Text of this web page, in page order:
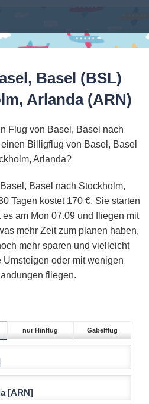
Basel (BSL)
Arlanda (ARN)
Flug von Basel, Basel nach
Billigflug von Basel, Basel
Arlanda?
Basel nach Stockholm,
Tagen kostet 170 €. Sie starten
am Mon 07.09 und fliegen mit
mehr Zeit zum planen haben,
mehr sparen und vielleicht
oder mit wenigen
fliegen.
nur Hinflug Gabelflug